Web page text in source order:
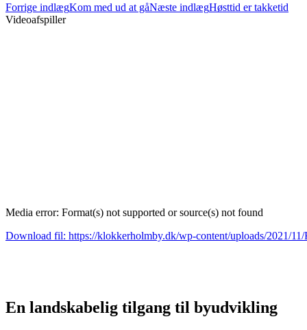
Forrige indlægKom med ud at gåNæste indlægHøsttid er takketid
Videoafspiller
Media error: Format(s) not supported or source(s) not found
Download fil: https://klokkerholmby.dk/wp-content/uploads/2021/
En landskabelig tilgang til byudvikling